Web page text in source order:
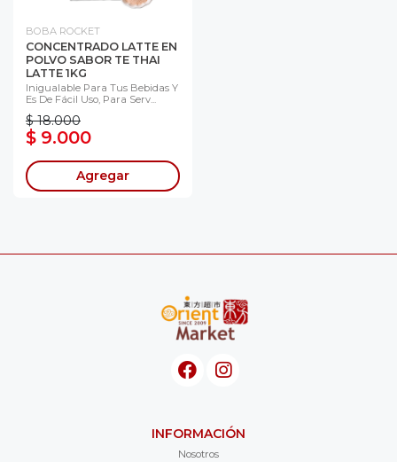
BOBA ROCKET
CONCENTRADO LATTE EN
POLVO SABOR TE THAI
LATTE 1KG
Inigualable Para Tus Bebidas Y
Es De Fácil Uso, Para Serv...
$ 18.000
$ 9.000
Agregar
INFORMACIÓN
Nosotros